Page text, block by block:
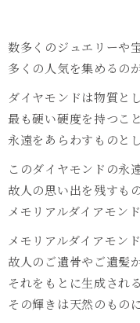
数多くのジュエリーや
多くの人気を集めるの
ダイヤモンドは物質と
最も硬い硬度を持つこ
永遠をあらわすものと
このダイヤモンドの永
故人の思い出を残すも
メモリアルダイアモンド
メモリアルダイアモンド
故人のご遺骨やご遺髪
それをもとに生成され
その輝きは天然のもの